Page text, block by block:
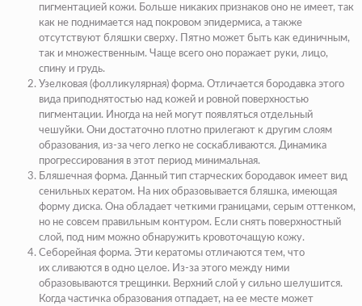
пигментацией кожи. Больше никаких признаков оно не имеет, так
как не поднимается над покровом эпидермиса, а также
отсутствуют бляшки сверху. Пятно может быть как единичным,
так и множественным. Чаще всего оно поражает руки, лицо,
спину и грудь.
Узелковая (фолликулярная) форма. Отличается бородавка этого
вида приподнятостью над кожей и ровной поверхностью
пигментации. Иногда на ней могут появляться отдельный
чешуйки. Они достаточно плотно прилегают к другим слоям
образования, из-за чего легко не соскабливаются. Динамика
прогрессирования в этот период минимальная.
Бляшечная форма. Данный тип старческих бородавок имеет вид
сенильных кератом. На них образовывается бляшка, имеющая
форму диска. Она обладает четкими границами, серым оттенком,
но не совсем правильным контуром. Если снять поверхностный
слой, под ним можно обнаружить кровоточащую кожу.
Себорейная форма. Эти кератомы отличаются тем, что
их сливаются в одно целое. Из-за этого между ними
образовываются трещинки. Верхний слой у сильно шелушится.
Когда частичка образования отпадает, на ее месте может